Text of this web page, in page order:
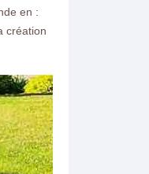
en :
création